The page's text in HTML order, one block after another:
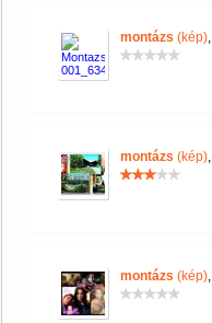
montázs (kép),
montázs (kép),
montázs (kép),